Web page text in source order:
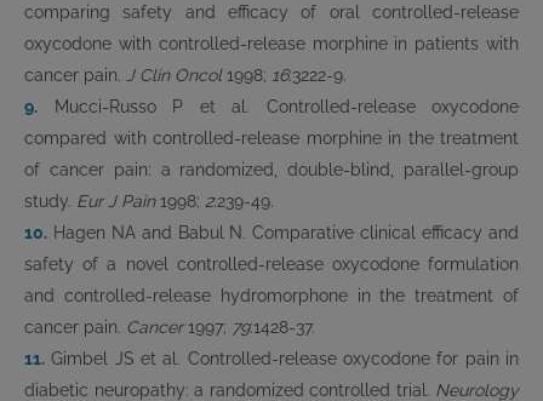
comparing safety and efficacy of oral controlled-release
oxycodone with controlled-release morphine in patients with
cancer pain. J Clin Oncol1998; 16:3222-9.
9. Mucci-Russo P et al. Controlled-release oxycodone
compared with controlled-release morphine in the treatment
of cancer pain: a randomized, double-blind, parallel-group
study. Eur J Pain1998; 2:239-49.
10. Hagen NA and Babul N. Comparative clinical efficacy and
safety of a novel controlled-release oxycodone formulation
and controlled-release hydromorphone in the treatment of
cancer pain. Cancer1997; 79:1428-37.
11. Gimbel JS et al. Controlled-release oxycodone for pain in
diabetic neuropathy: a randomized controlled trial. Neurology